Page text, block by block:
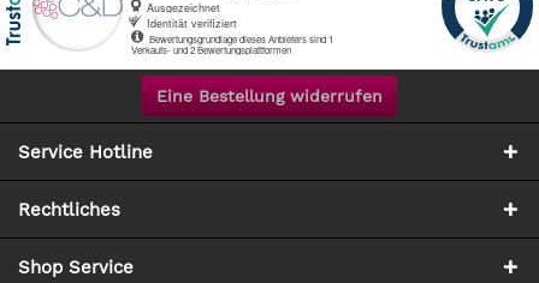
Eine Bestellung widerrufen
Service Hotline
Rechtliches
Shop Service